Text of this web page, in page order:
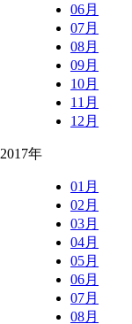
06月
07月
08月
09月
10月
11月
12月
2017年
01月
02月
03月
04月
05月
06月
07月
08月